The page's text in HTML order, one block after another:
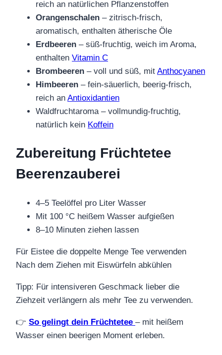
reich an natürlichen Pflanzenstoffen
Orangenschalen – zitrisch-frisch,
aromatisch, enthalten ätherische Öle
Erdbeeren – süß-fruchtig, weich im Aroma,
enthalten Vitamin C
Brombeeren – voll und süß, mit Anthocyanen
Himbeeren – fein-säuerlich, beerig-frisch,
reich an Antioxidantien
Waldfruchtaroma – vollmundig-fruchtig,
natürlich kein Koffein
Zubereitung Früchtetee
Beerenzauberei
4–5 Teelöffel pro Liter Wasser
Mit 100 °C heißem Wasser aufgießen
8–10 Minuten ziehen lassen
Für Eistee die doppelte Menge Tee verwenden
Nach dem Ziehen mit Eiswürfeln abkühlen
Tipp: Für intensiveren Geschmack lieber die
Ziehzeit verlängern als mehr Tee zu verwenden.
👉 So gelingt dein Früchtetee – mit heißem
Wasser einen beerigen Moment erleben.